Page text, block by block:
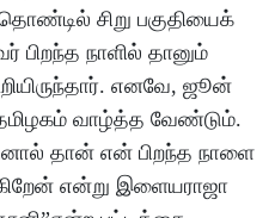
தொண்டில் சிறு பகுதியைக்
நாளில் தானும்
எனவே, ஜூன்
வாழ்த்த வேண்டும்.
தான் என் பிறந்த நாளை
என்று இளையராஜா